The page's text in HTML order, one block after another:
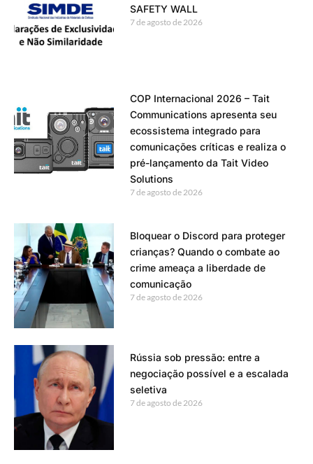
SAFETY WALL
7 de agosto de 2026
COP Internacional 2026 – Tait
Communications apresenta seu
ecossistema integrado para
comunicações críticas e realiza o
pré-lançamento da Tait Video
Solutions
7 de agosto de 2026
Bloquear o Discord para proteger
crianças? Quando o combate ao
crime ameaça a liberdade de
comunicação
7 de agosto de 2026
Rússia sob pressão: entre a
negociação possível e a escalada
seletiva
7 de agosto de 2026